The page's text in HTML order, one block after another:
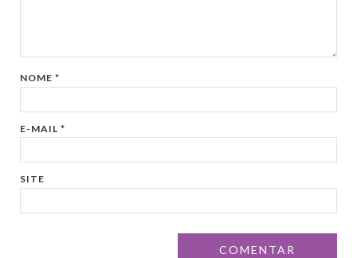
NOME*
E-MAIL*
SITE